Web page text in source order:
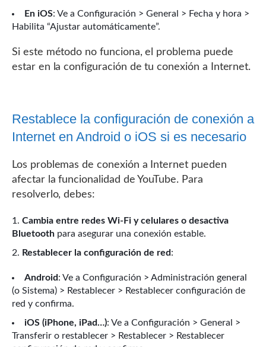
En iOS: Ve a Configuración > General > Fecha y hora >
Habilita “Ajustar automáticamente”.
Si este método no funciona, el problema puede
estar en la configuración de tu conexión a Internet.
Restablece la configuración de conexión a
Internet en Android o iOS si es necesario
Los problemas de conexión a Internet pueden
afectar la funcionalidad de YouTube. Para
resolverlo, debes:
Cambia entre redes Wi-Fi y celulares o desactiva
Bluetooth para asegurar una conexión estable.
Restablecer la configuración de red:
Android: Ve a Configuración > Administración general
(o Sistema) > Restablecer > Restablecer configuración de
red y confirma.
iOS (iPhone, iPad…): Ve a Configuración > General >
Transferir o restablecer > Restablecer > Restablecer